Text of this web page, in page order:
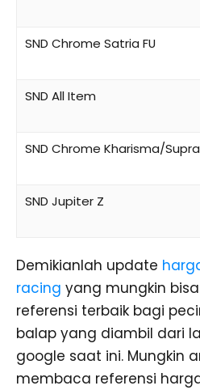
SND Chrome Satria FU
SND All Item
SND Chrome Kharisma/Supra
SND Jupiter Z
Demikianlah update
racing yang mungkin
referensi terbaik bagi
balap yang diambil dari
google saat ini. Mungkin
membaca referensi